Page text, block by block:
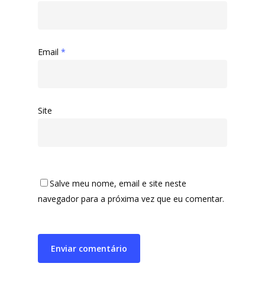
Email *
Site
Salve meu nome, email e site neste
navegador para a próxima vez que eu comentar.